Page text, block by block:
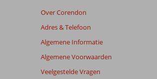
om
de
van
de
beoordelingen
Over Corendon
Adres & Telefoon
Algemene Informatie
Algemene Voorwaarden
Veelgestelde Vragen